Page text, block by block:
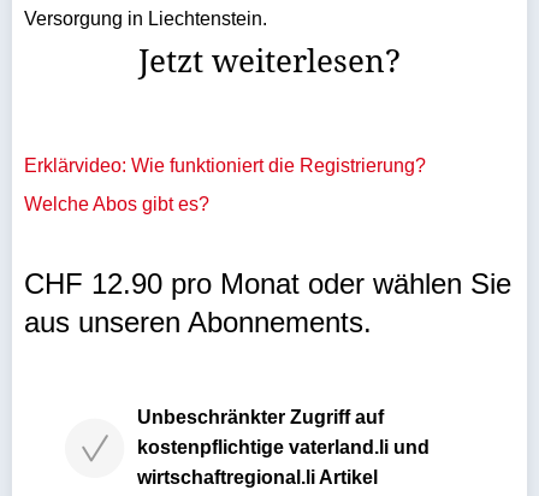
Versorgung in Liechtenstein.
Jetzt weiterlesen?
Erklärvideo: Wie funktioniert die Registrierung?
Welche Abos gibt es?
CHF 12.90 pro Monat oder wählen Sie
aus unseren Abonnements.
Unbeschränkter Zugriff auf
kostenpflichtige vaterland.li und
wirtschaftregional.li Artikel